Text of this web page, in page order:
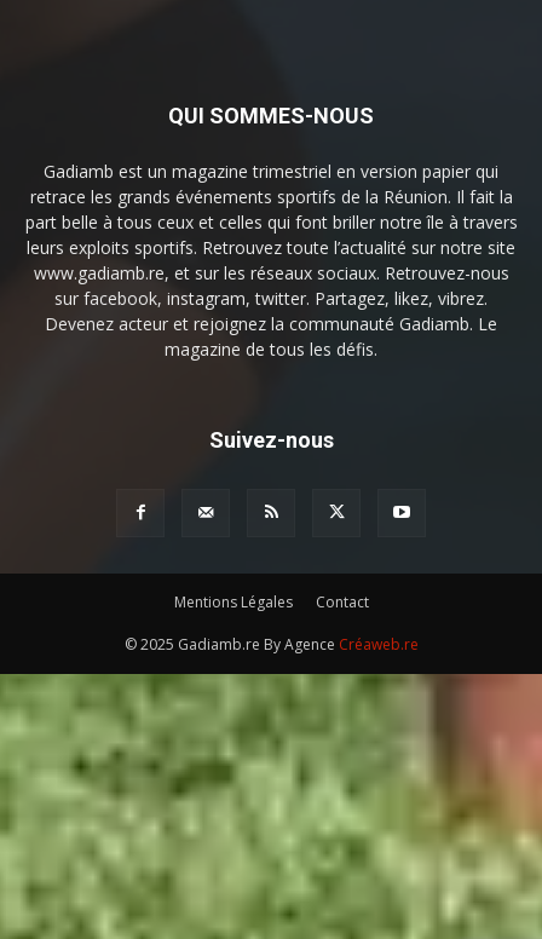
QUI SOMMES-NOUS
Gadiamb est un magazine trimestriel en version papier qui
retrace les grands événements sportifs de la Réunion. Il fait la
part belle à tous ceux et celles qui font briller notre île à travers
leurs exploits sportifs. Retrouvez toute l’actualité sur notre site
www.gadiamb.re, et sur les réseaux sociaux. Retrouvez-nous
sur facebook, instagram, twitter. Partagez, likez, vibrez.
Devenez acteur et rejoignez la communauté Gadiamb. Le
magazine de tous les défis.
Suivez-nous
Mentions Légales Contact
© 2025 Gadiamb.re By Agence Créaweb.re